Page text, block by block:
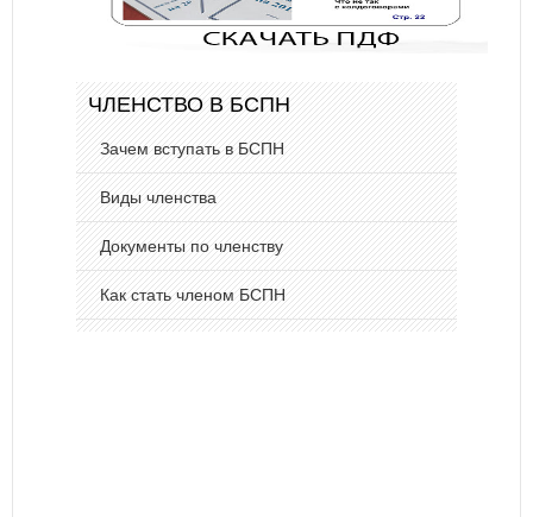
ЧЛЕНСТВО В БСПН
Зачем вступать в БСПН
Виды членства
Документы по членству
Как стать членом БСПН